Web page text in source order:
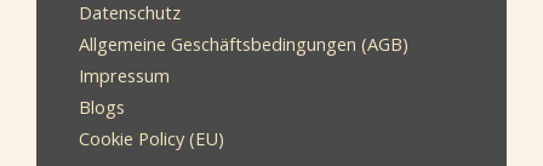
Datenschutz
Allgemeine Geschäftsbedingungen (AGB)
Impressum
Blogs
Cookie Policy (EU)